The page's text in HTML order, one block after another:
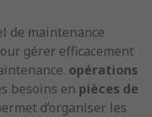
de maintenance
gérer efficacement
opérations
besoins en pièces de
d’organiser les